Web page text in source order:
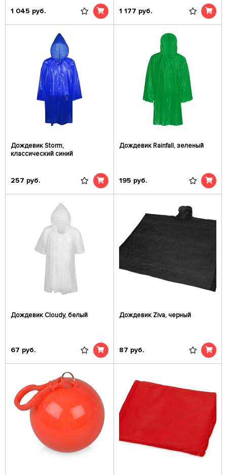
1 045 руб. 1 177 руб.
Дождевик Storm,
классический синий
257 руб.
Дождевик Rainfall, зеленый
195 руб.
Дождевик Cloudy, белый
67 руб.
Дождевик Ziva, черный
87 руб.